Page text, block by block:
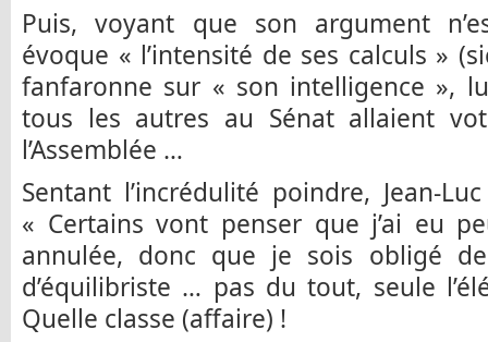
Puis, voyant que son argument
évoque « l’intensité de ses calculs »
fanfaronne sur « son intelligence »,
tous les autres au Sénat allaient
l’Assemblée …
Sentant l’incrédulité poindre, Jean-
« Certains vont penser que j’ai eu
annulée, donc que je sois obligé
d’équilibriste … pas du tout, seule
Quelle classe (affaire) !